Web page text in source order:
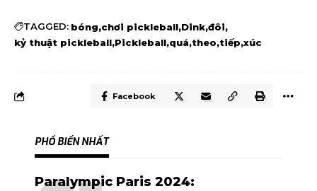
TAGGED: bóng chơi pickleball Dink đôi
kỷ thuật pickleball Pickleball quá theo tiếp xúc
Facebook
PHỔ BIẾN NHẤT
Paralympic Paris 2024: